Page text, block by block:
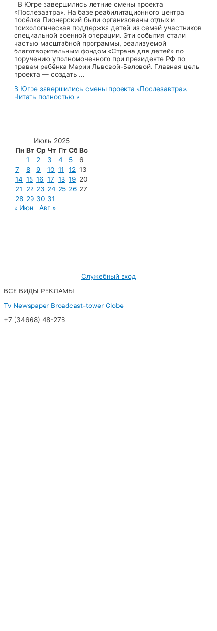
В Югре завершились летние смены проекта
«Послезавтра». На базе реабилитационного центра
посёлка Пионерский были организованы отдых и
психологическая поддержка детей из семей участников
специальной военной операции. Эти события стали
частью масштабной программы, реализуемой
благотворительным фондом «Страна для детей» по
поручению уполномоченного при президенте РФ по
правам ребёнка Марии Львовой-Беловой. Главная цель
проекта — создать …
В Югре завершились смены проекта «Послезавтра».
Читать полностью »
Июль 2025
Пн Вт Ср Чт Пт Сб Вс
1
2 3 4 5
6
7
8 9 10 11 12 13
14 15 16 17 18 19 20
21
22 23 24 25 26 27
28 29 30 31
« Июн
Авг »
Служебный вход
ВСЕ ВИДЫ РЕКЛАМЫ
Tv Newspaper Broadcast-tower Globe
+7 (34668) 48-276